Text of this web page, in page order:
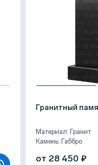
Гранитный
Материал: Гранит
Камень: Габбро
от 28 450 ₽